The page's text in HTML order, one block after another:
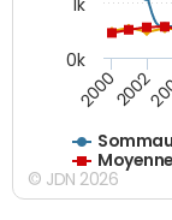
20002002
0k
1k
© JDN 2026